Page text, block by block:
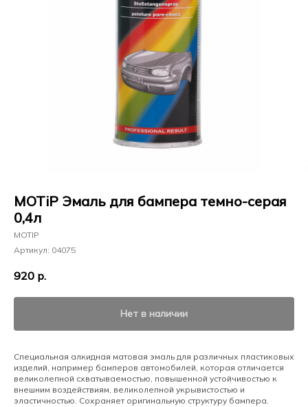
MOTiP Эмаль для бампера темно-серая
0,4л
MOTIP
Артикул: 04075
920 р.
Нет в наличии
Специальная алкидная матовая эмаль для различных пластиковых
изделий, например бамперов автомобилей, которая отличается
великолепной схватываемостью, повышенной устойчивостью к
внешним воздействиям, великолепной укрывистостью и
эластичностью. Сохраняет оригинальную структуру бампера.